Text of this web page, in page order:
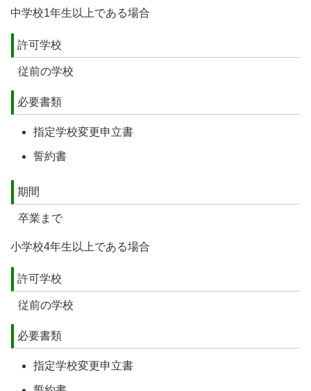
中学校1年生以上である場合
許可学校
従前の学校
必要書類
指定学校変更申立書
誓約書
期間
卒業まで
小学校4年生以上である場合
許可学校
従前の学校
必要書類
指定学校変更申立書